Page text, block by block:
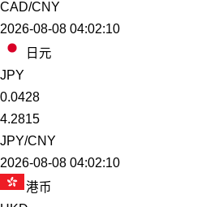
CAD/CNY
2026-08-08 04:02:10
日元
JPY
0.0428
4.2815
JPY/CNY
2026-08-08 04:02:10
港币